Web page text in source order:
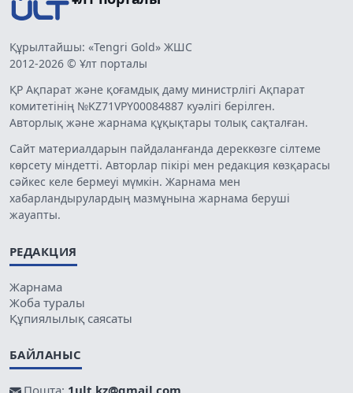
Құрылтайшы: «Tengri Gold» ЖШС
2012-2026 © Ұлт порталы
ҚР Ақпарат және қоғамдық даму министрлігі Ақпарат
комитетінің №KZ71VPY00084887 куәлігі берілген.
Авторлық және жарнама құқықтары толық сақталған.
Сайт материалдарын пайдаланғанда дереккөзге сілтеме
көрсету міндетті. Авторлар пікірі мен редакция көзқарасы
сәйкес келе бермеуі мүмкін. Жарнама мен
хабарландырулардың мазмұнына жарнама беруші
жауапты.
РЕДАКЦИЯ
Жарнама
Жоба туралы
Құпиялылық саясаты
БАЙЛАНЫС
Пошта: 1ult.kz@gmail.com